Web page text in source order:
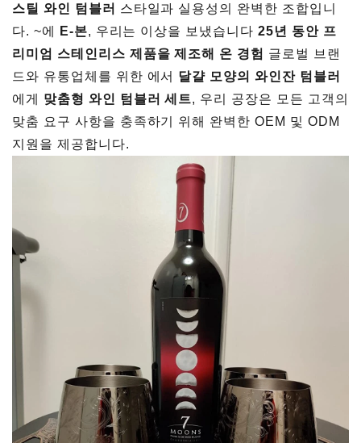
스틸 와인 텀블러 스타일과 실용성의 완벽한 조합입니
다. ~에
E-본, 우리는 이상을 보냈습니다25년 동안 프
리미엄 스테인리스 제품을 제조해 온 경험 글로벌 브랜
드와 유통업체를 위한 에서 달걀 모양의 와인잔 텀블러
에게 맞춤형 와인 텀블러 세트, 우리 공장은 모든 고객의
맞춤 요구 사항을 충족하기 위해 완벽한 OEM 및 ODM
지원을 제공합니다.